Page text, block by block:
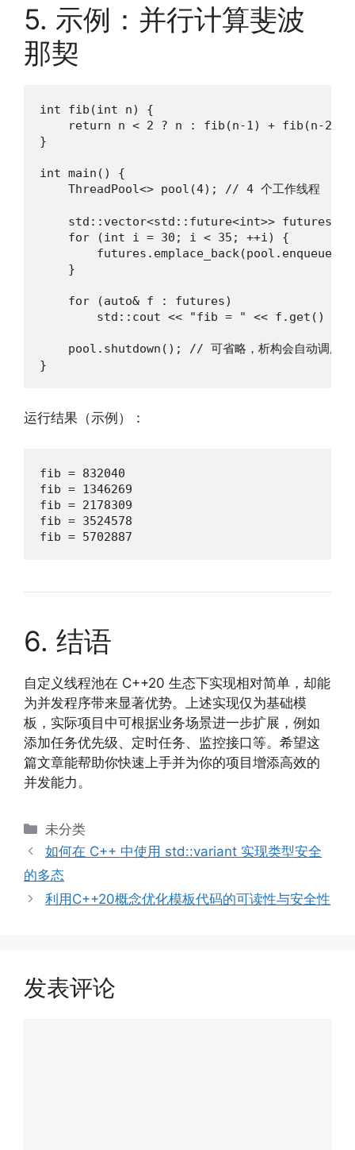
5. 示例：并行计算斐波
那契
int fib(int n) {
    return n < 2 ? n : fib(n-1) + fib(n-2);
}
int main() {
    ThreadPool<> pool(4); // 4 个工作线程
    std::vector<std::future<int>> futures;
    for (int i = 30; i < 35; ++i) {
    }
    for (auto& f : futures)
std::cout << "fib = " << f.get() <<
    pool.shutdown(); // 可省略，析构会自动调用
}
运行结果（示例）：
fib = 832040
fib = 1346269
fib = 2178309
fib = 3524578
fib = 5702887
6. 结语
自定义线程池在 C++20 生态下实现相对简单，却能
为并发程序带来显著优势。上述实现仅为基础模
板，实际项目中可根据业务场景进一步扩展，例如
添加任务优先级、定时任务、监控接口等。希望这
篇文章能帮助你快速上手并为你的项目增添高效的
并发能力。
分
类
未分类
如何在 C++ 中使用 std::variant 实现类型安全
的多态
利用C++20概念优化模板代码的可读性与安全性
发表评论